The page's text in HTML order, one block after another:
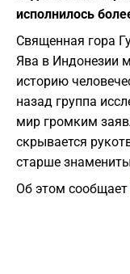
исполнилось
Священная гора
Ява в Индонезии
историю
назад группа
мир громким
скрывается
старше
Об этом сообщает